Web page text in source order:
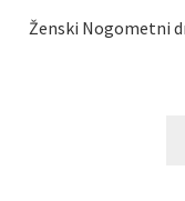
Ženski Nogometni